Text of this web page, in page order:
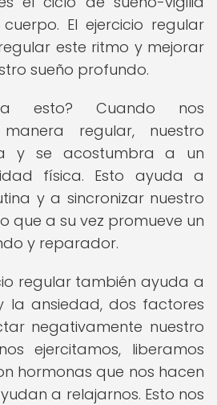
El ejercicio regular
este ritmo y mejorar
sueño profundo.
esto? Cuando nos
regular, nuestro
y se acostumbra a un
física. Esto ayuda a
y a sincronizar nuestro
que a su vez promueve un
y reparador.
regular también ayuda a
la ansiedad, dos factores
negativamente nuestro
ejercitamos, liberamos
hormonas que nos hacen
a relajarnos. Esto nos